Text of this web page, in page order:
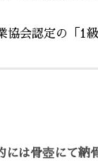
協会認定の「1
には骨壺にて納